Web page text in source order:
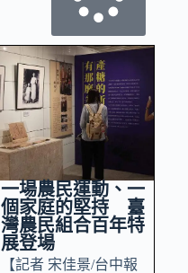
一場農民運動、一
個家庭的堅持 臺
灣農民組合百年特
展登場
【記者 宋佳景/台中報